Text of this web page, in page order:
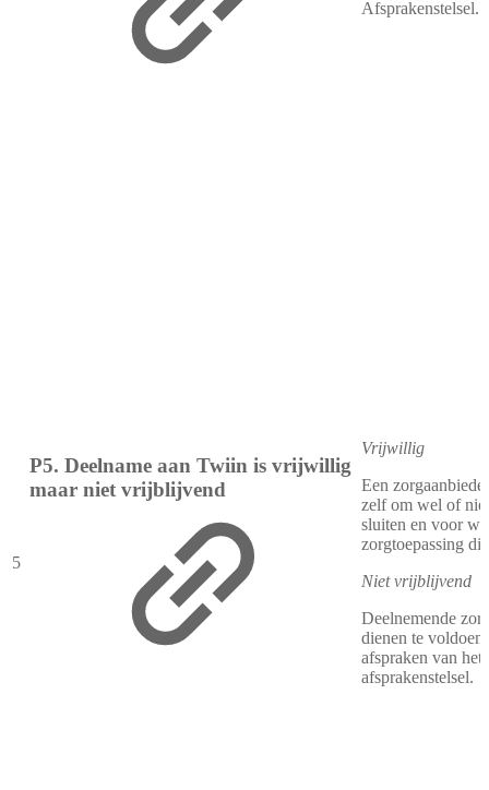
Afsprakenstelsel.
5
P5. Deelname aan Twiin is vrijwillig
maar niet vrijblijvend
Vrijwillig
Een
zelf om wel of
sluiten en voor
zorgtoepassing
Niet vrijblijvend
Deelnemende
dienen te voldoen
afspraken van het
afsprakenstelsel.